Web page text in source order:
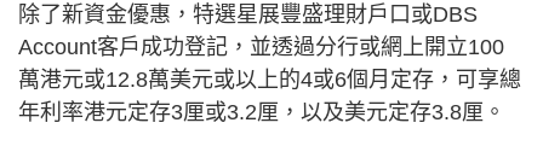
除了新資金優惠，特選星展豐盛理財戶口或DBS
Account客戶成功登記，並透過分行或網上開立100
萬港元或12.8萬美元或以上的4或6個月定存，可享總
年利率港元定存3厘或3.2厘，以及美元定存3.8厘。